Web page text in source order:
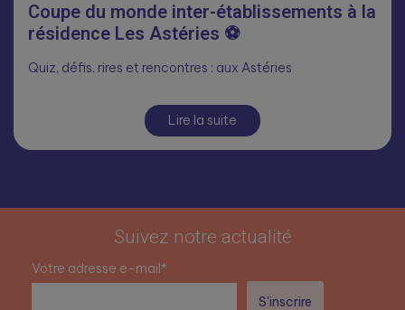
Coupe du monde inter-établissements à la
résidence Les Astéries ⚽
Quiz, défis, rires et rencontres : aux Astéries
Lire la suite
Suivez notre actualité
Votre adresse e-mail*